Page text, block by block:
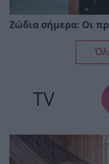
Ζώδια σήμερα: Οι
TV